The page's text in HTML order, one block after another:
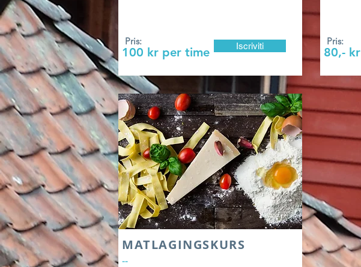
Pris:
100 kr per time Iscriviti Pris:
80,- kr
MATLAGINGSKURS
--